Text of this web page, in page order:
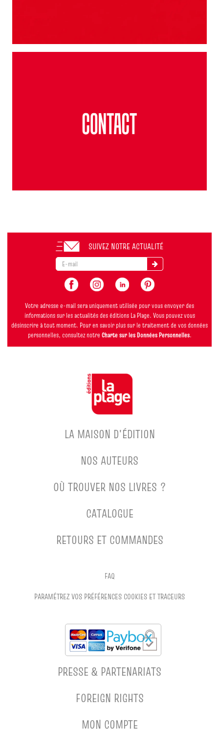
SUIVEZ NOTRE ACTUALITÉ
Votre adresse e-mail sera uniquement utilisée pour vous envoyer des
informations sur les actualités des éditions La Plage. Vous pouvez vous
désinscrire à tout moment. Pour en savoir plus sur le traitement de vos données
personnelles, consultez notre Charte sur les Données Personnelles.
LA MAISON D'ÉDITION
NOS AUTEURS
OÙ TROUVER NOS LIVRES ?
CATALOGUE
RETOURS ET COMMANDES
FAQ
PARAMÉTREZ VOS PRÉFÉRENCES COOKIES ET TRACEURS
PRESSE & PARTENARIATS
FOREIGN RIGHTS
MON COMPTE